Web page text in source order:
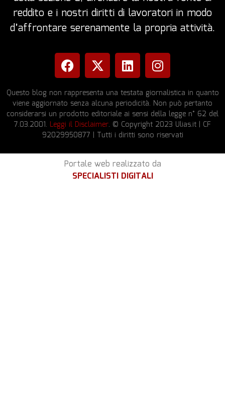
reddito e i nostri diritti di lavoratori in modo
d’affrontare serenamente la propria attività.
Questo blog non rappresenta una testata giornalistica in quanto
viene aggiornato senza alcuna periodicità. Non può pertanto
considerarsi un prodotto editoriale ai sensi della legge n° 62 del
7.03.2001. Leggi il Disclaimer. © Copyright 2023 Ulias.it | CF
92029950877 | Tutti i diritti sono riservati
Portale web realizzato da
SPECIALISTI DIGITALI